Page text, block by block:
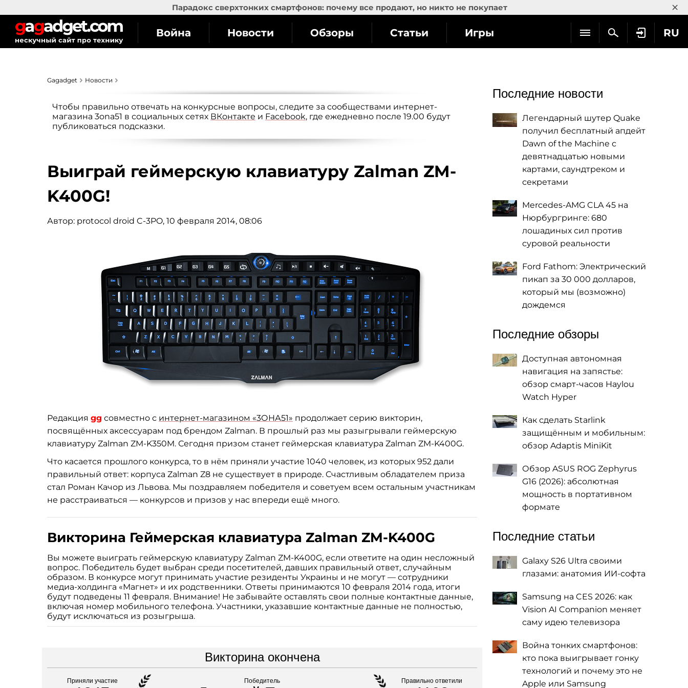
Парадокс сверхтонких смартфонов: почему все продают, но никто не покупает ×
RU
Война Новости Обзоры Статьи Игры
Gagadget Новости
Чтобы правильно отвечать на конкурсные вопросы, следите за сообществами интернет-
магазина 3ona51 в социальных сетях ВКонтакте и Facebook, где ежедневно после 19.00 будут
публиковаться подсказки.
Выиграй геймерскую клавиатуру Zalman ZM-
K400G!
Автор: protocol droid C-3PO, 10 февраля 2014, 08:06
Редакция gg совместно с интернет-магазином «3ОНА51» продолжает серию викторин,
посвящённых аксессуарам под брендом Zalman. В прошлый раз мы разыгрывали геймерскую
клавиатуру Zalman ZM-K350M. Сегодня призом станет геймерская клавиатура Zalman ZM-K400G.
Что касается прошлого конкурса, то в нём приняли участие 1040 человек, из которых 952 дали
правильный ответ: корпуса Zalman Z8 не существует в природе. Счастливым обладателем приза
стал Роман Качор из Львова. Мы поздравляем победителя и советуем всем остальным участникам
не расстраиваться — конкурсов и призов у нас впереди ещё много.
Викторина Геймерская клавиатура Zalman ZM-K400G
Вы можете выиграть геймерскую клавиатуру Zalman ZM-K400G, если ответите на один несложный
вопрос. Победитель будет выбран среди посетителей, давших правильный ответ, случайным
образом. В конкурсе могут принимать участие резиденты Украины и не могут — сотрудники
медиа-холдинга «Магнет» и их родственники. Ответы принимаются 10 февраля 2014 года, итоги
будут подведены 11 февраля. Внимание! Не забывайте оставлять свои полные контактные данные,
включая номер мобильного телефона. Участники, указавшие контактные данные не полностью,
будут исключаться из розыгрыша.
Викторина окончена
Приняли участие Победитель Правильно ответили
Последние новости
Легендарный шутер Quake
получил бесплатный апдейт
Dawn of the Machine с
девятнадцатью новыми
картами, саундтреком и
секретами
Mercedes-AMG CLA 45 на
Нюрбургринге: 680
лошадиных сил против
суровой реальности
Ford Fathom: Электрический
пикап за 30 000 долларов,
который мы (возможно)
дождемся
Последние обзоры
Доступная автономная
навигация на запястье:
обзор смарт-часов Haylou
Watch Hyper
Как сделать Starlink
защищённым и мобильным:
обзор Adaptis MiniKit
Обзор ASUS ROG Zephyrus
G16 (2026): абсолютная
мощность в портативном
формате
Последние статьи
Galaxy S26 Ultra своими
глазами: анатомия ИИ-софта
Samsung на CES 2026: как
Vision AI Companion меняет
саму идею телевизора
Война тонких смартфонов:
кто пока выигрывает гонку
технологий и почему это не
Apple или Samsung